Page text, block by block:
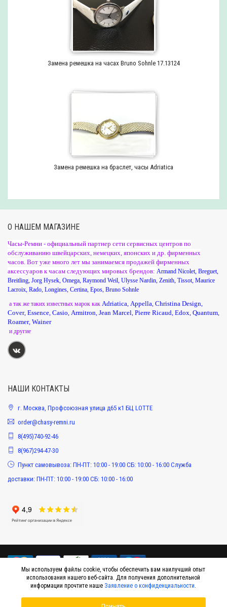
Замена ремешка на часах Bruno Sohnle 17.13124
Замена ремешка на браслет, часы Adriatica
О НАШЕМ МАГАЗИНЕ
Часы-Ремни - официальный партнер сети сервисных центров по
обслуживанию швейцарских, немецких, японских и др. фирменных
часов. Вот уже много лет мы занимаемся продажей фирменных
аксессуаров к часам следующих мировых брендов: Armand Nicolet Breguet
Breitling Jorg Hysek Omega Raymond Weil Ulysse Nardin Zenith Tissot Maurice
Lacroix Rado Longines Certina Epos Bruno Sohnle
а так же таких известных марок как Adriatica Appella Christina Design
Cover, Essence Casio Armitron Jean Marcel Pierre Ricaud Edox Quantum
Roamer, Wainer
и другие
НАШИ КОНТАКТЫ
г. Москва, Профсоюзная улица д65 к1 БЦ LOTTE
order@chasy-remni.ru
8(495)740-92-46
8(967)294-47-30
Пункт самовывоза: ПН-ПТ: 10:00 - 19:00 СБ: 10:00 - 16:00 Служба
доставки: ПН-ПТ: 10:00 - 19:00 СБ: 10:00 - 16:00
© 2015-2026 Интернет-магазин оригинальных аксессуаров к наручным часам
Мы используем файлы cookie, чтобы обеспечить вам наилучший опыт
использования нашего веб-сайта. Для получения дополнительной
информации прочтите наше Заявление о конфиденциальности.